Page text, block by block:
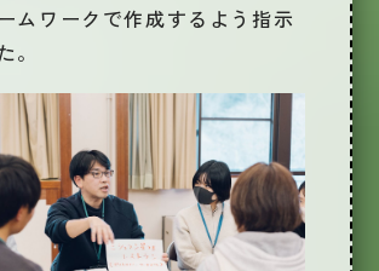
ムワークで作成するよう指示
。